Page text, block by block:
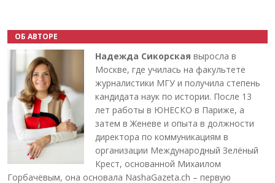
ОБ АВТОРЕ
Надежда Сикорская выросла в
Москве, где училась на факультете
журналистики МГУ и получила степень
кандидата наук по истории. После 13
лет работы в ЮНЕСКО в Париже, а
затем в Женеве и опыта в должности
директора по коммуникациям в
организации Международный Зелёный
Крест, основанной Михаилом
Горбачёвым, она основала NashaGazeta.ch – первую